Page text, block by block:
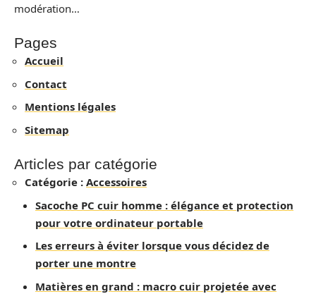
modération…
Pages
Accueil
Contact
Mentions légales
Sitemap
Articles par catégorie
Catégorie : Accessoires
Sacoche PC cuir homme : élégance et protection
pour votre ordinateur portable
Les erreurs à éviter lorsque vous décidez de
porter une montre
Matières en grand : macro cuir projetée avec